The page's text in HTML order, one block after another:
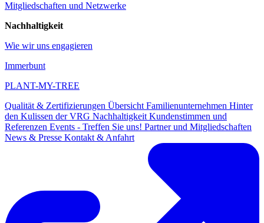
Mitgliedschaften und Netzwerke
Nachhaltigkeit
Wie wir uns engagieren
Immerbunt
PLANT-MY-TREE
Qualität & Zertifizierungen Übersicht Familienunternehmen Hinter
den Kulissen der VRG Nachhaltigkeit Kundenstimmen und
Referenzen Events - Treffen Sie uns! Partner und Mitgliedschaften
News & Presse Kontakt & Anfahrt